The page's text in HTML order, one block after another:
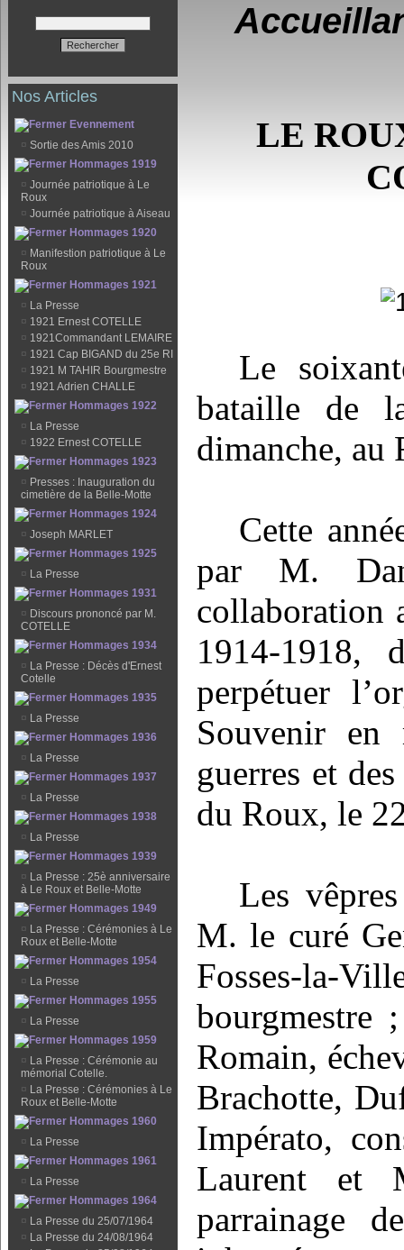
Nos Articles
Evennement
¤ Sortie des Amis 2010
Hommages 1919
¤ Journée patriotique à Le
Roux
¤ Journée patriotique à Aiseau
Hommages 1920
¤ Manifestion patriotique à Le
Roux
Hommages 1921
¤ La Presse
¤ 1921 Ernest COTELLE
¤ 1921Commandant LEMAIRE
¤ 1921 Cap BIGAND du 25e RI
¤ 1921 M TAHIR Bourgmestre
¤ 1921 Adrien CHALLE
Hommages 1922
¤ La Presse
¤ 1922 Ernest COTELLE
Hommages 1923
¤ Presses : Inauguration du
cimetière de la Belle-Motte
Hommages 1924
¤ Joseph MARLET
Hommages 1925
¤ La Presse
Hommages 1931
¤ Discours prononcé par M.
COTELLE
Hommages 1934
¤ La Presse : Décès d'Ernest
Cotelle
Hommages 1935
¤ La Presse
Hommages 1936
¤ La Presse
Hommages 1937
¤ La Presse
Hommages 1938
¤ La Presse
Hommages 1939
¤ La Presse : 25è anniversaire
à Le Roux et Belle-Motte
Hommages 1949
¤ La Presse : Cérémonies à Le
Roux et Belle-Motte
Hommages 1954
¤ La Presse
Hommages 1955
¤ La Presse
Hommages 1959
¤ La Presse : Cérémonie au
mémorial Cotelle.
¤ La Presse : Cérémonies à Le
Roux et Belle-Motte
Hommages 1960
¤ La Presse
Hommages 1961
¤ La Presse
Hommages 1964
¤ La Presse du 25/07/1964
¤ La Presse du 24/08/1964
LE
Le
bataille de
dimanche, au
Cette
par M.
collaboration
1914-1918,
perpétuer
Souvenir en
guerres et
du Roux, le
Les
M. le curé
Fosses-
bourgmestre
Romain,
Brachotte,
Impérato,
Laurent et
parrainage